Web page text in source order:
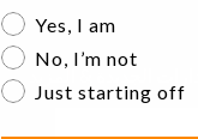
Are you a watch
Yes, I am
No, I’m not
Just starting off